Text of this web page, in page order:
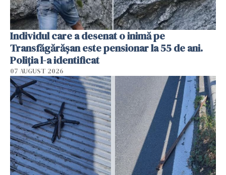
Individul care a desenat o inimă pe
Transfăgărășan este pensionar la 55 de ani.
Poliția l-a identificat
07 AUGUST 2026